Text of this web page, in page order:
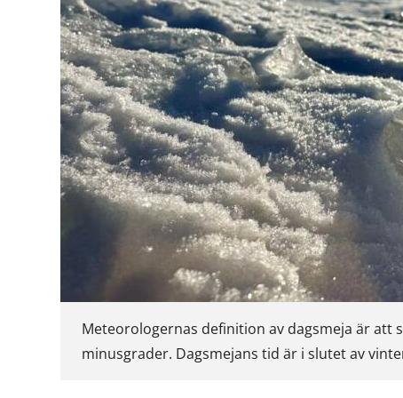
Meteorologernas definition av dagsmeja är att
minusgrader. Dagsmejans tid är i slutet av